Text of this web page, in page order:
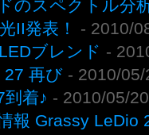
のスペクトル分
II発表！ - 2010/
ブレンド -
27 再び - 2010/
着♪ - 2010/05/
報 Grassy LeDio